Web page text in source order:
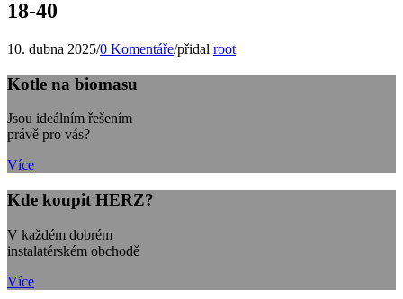
18-40
10. dubna 2025/0 Komentáře/přidal root
Kotle na biomasu
Jsou ideálním řešením
právě pro vás?
Více
Kde koupit HERZ?
V každém dobrém
instalatérském obchodě
Více